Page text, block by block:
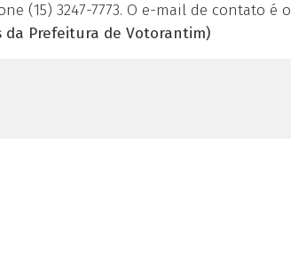
(15) 3247-7773. O e-mail de contato é o
da Prefeitura de Votorantim)